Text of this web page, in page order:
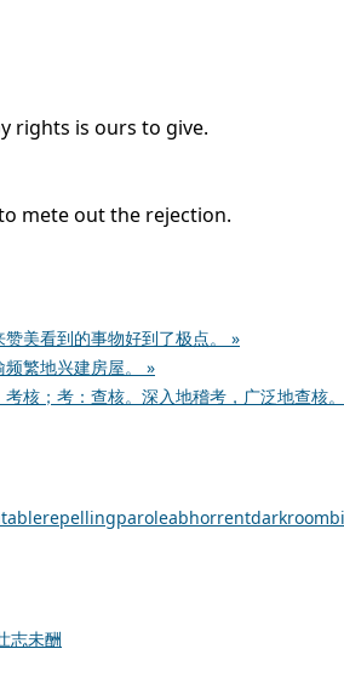
rights is ours to give.
meteout the rejection.
赞美看到的事物好到了极点。 »
频繁地兴建房屋。 »
考核；考：查核。深入地稽考，广泛地查核
repellingparoleabhorrentdarkroom
志未酬